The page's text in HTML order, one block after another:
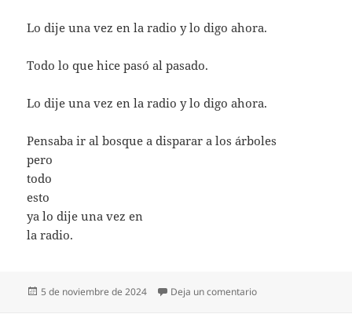
Lo dije una vez en la radio y lo digo ahora.
Todo lo que hice pasó al pasado.
Lo dije una vez en la radio y lo digo ahora.
Pensaba ir al bosque a disparar a los árboles
pero
todo
esto
ya lo dije una vez en
la radio.
Publicado
5 de noviembre de 2024 Deja un comentarioen LO DIJE UNA VEZ